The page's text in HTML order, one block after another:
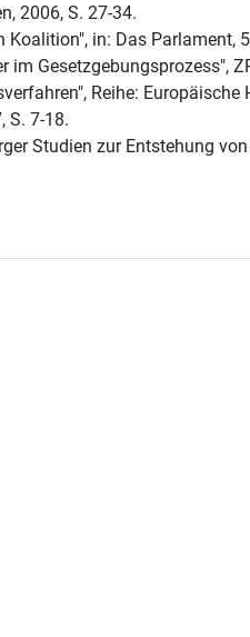
2006, S. 27-34.
in: Das Parlament,
Gesetzgebungsprozess",
Reihe:
S. 7-18.
Studien zur Entstehung